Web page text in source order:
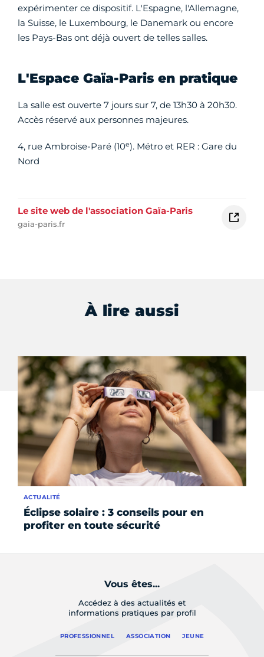
expérimenter ce dispositif. L'Espagne, l'Allemagne,
la Suisse, le Luxembourg, le Danemark ou encore
les Pays-Bas ont déjà ouvert de telles salles.
L'Espace Gaïa-Paris en pratique
La salle est ouverte 7 jours sur 7, de 13h30 à 20h30.
Accès réservé aux personnes majeures.
4, rue Ambroise-Paré (10e). Métro et RER : Gare du
Nord
Le site web de l'association Gaïa-Paris
gaia-paris.fr
À lire aussi
Éclipse solaire : 3 conseils pour en
profiter en toute sécurité
ACTUALITÉ
Vous êtes...
Accédez à des actualités et
informations pratiques par profil
PROFESSIONNEL ASSOCIATION JEUNE